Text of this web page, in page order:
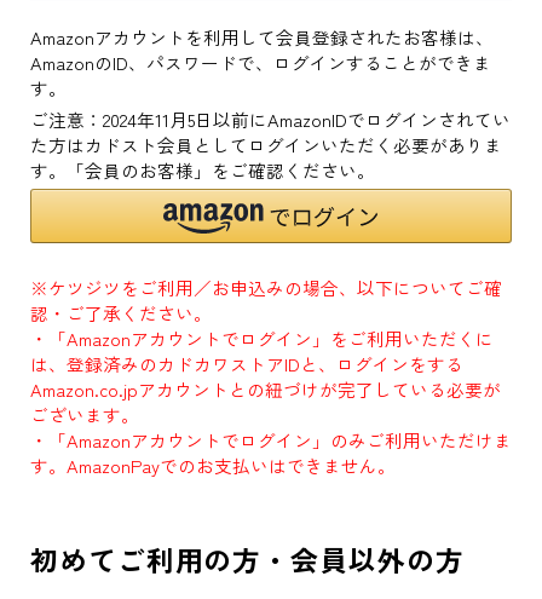
Amazonアカウントを利用して会員登録されたお客様は、
AmazonのID、パスワードで、ログインすることができま
す。
ご注意：2024年11月5日以前にAmazonIDでログインされてい
た方はカドスト会員としてログインいただく必要がありま
す。「会員のお客様」をご確認ください。
※ケツジツをご利用／お申込みの場合、以下についてご確
認・ご了承ください。
・「Amazonアカウントでログイン」をご利用いただくに
は、登録済みのカドカワストアIDと、ログインをする
Amazon.co.jpアカウントとの紐づけが完了している必要が
ございます。
・「Amazonアカウントでログイン」のみご利用いただけま
す。AmazonPayでのお支払いはできません。
初めてご利用の方・会員以外の方